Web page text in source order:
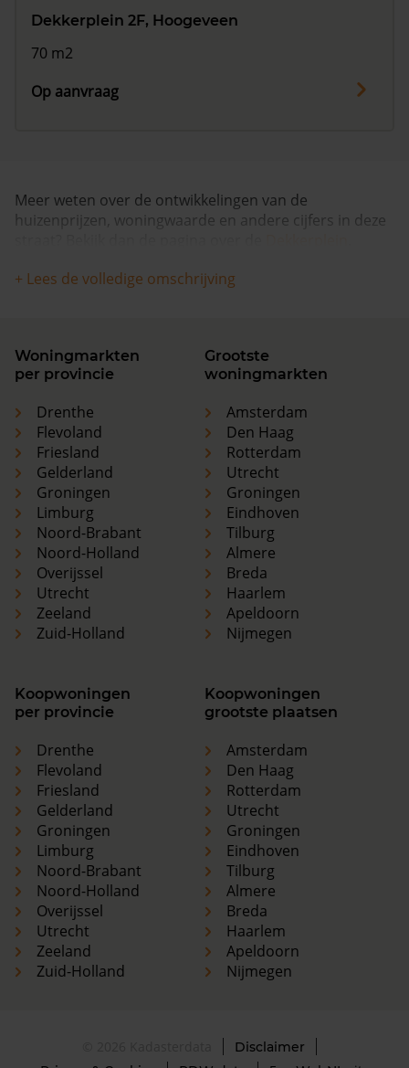
Dekkerplein 2F, Hoogeveen
70 m2
Op aanvraag
Meer weten over de ontwikkelingen van de
huizenprijzen, woningwaarde en andere cijfers in deze
+ Lees de volledige omschrijving
Woningmarkten
per provincie
Drenthe
Flevoland
Friesland
Gelderland
Groningen
Limburg
Noord-Brabant
Noord-Holland
Overijssel
Utrecht
Zeeland
Zuid-Holland
Grootste
woningmarkten
Amsterdam
Den Haag
Rotterdam
Utrecht
Groningen
Eindhoven
Tilburg
Almere
Breda
Haarlem
Apeldoorn
Nijmegen
Koopwoningen
per provincie
Drenthe
Flevoland
Friesland
Gelderland
Groningen
Limburg
Noord-Brabant
Noord-Holland
Overijssel
Utrecht
Zeeland
Zuid-Holland
Koopwoningen
grootste plaatsen
Amsterdam
Den Haag
Rotterdam
Utrecht
Groningen
Eindhoven
Tilburg
Almere
Breda
Haarlem
Apeldoorn
Nijmegen
Disclaimer